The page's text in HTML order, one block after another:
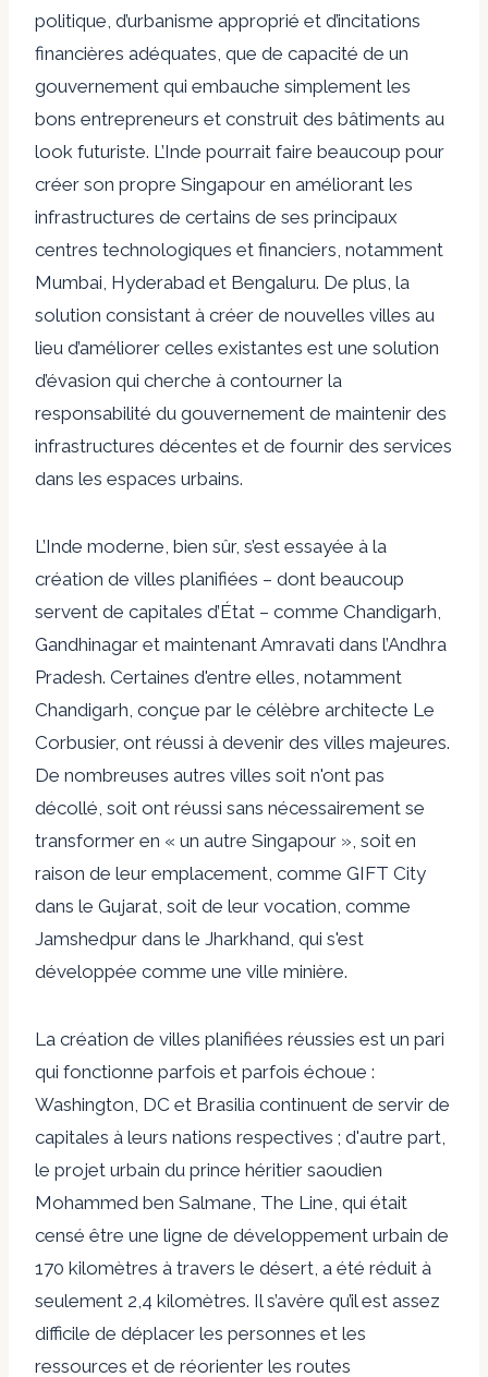
politique, d’urbanisme approprié et d’incitations
financières adéquates, que de capacité de un
gouvernement qui embauche simplement les
bons entrepreneurs et construit des bâtiments au
look futuriste. L’Inde pourrait faire beaucoup pour
créer son propre Singapour en améliorant les
infrastructures de certains de ses principaux
centres technologiques et financiers, notamment
Mumbai, Hyderabad et Bengaluru. De plus, la
solution consistant à créer de nouvelles villes au
lieu d’améliorer celles existantes est une solution
d’évasion qui cherche à contourner la
responsabilité du gouvernement de maintenir des
infrastructures décentes et de fournir des services
dans les espaces urbains.
L’Inde moderne, bien sûr, s’est essayée à la
création de villes planifiées – dont beaucoup
servent de capitales d’État – comme Chandigarh,
Gandhinagar et maintenant Amravati dans l’Andhra
Pradesh. Certaines d'entre elles, notamment
Chandigarh, conçue par le célèbre architecte Le
Corbusier, ont réussi à devenir des villes majeures.
De nombreuses autres villes soit n'ont pas
décollé, soit ont réussi sans nécessairement se
transformer en « un autre Singapour », soit en
raison de leur emplacement, comme GIFT City
dans le Gujarat, soit de leur vocation, comme
Jamshedpur dans le Jharkhand, qui s'est
développée comme une ville minière.
La création de villes planifiées réussies est un pari
qui fonctionne parfois et parfois échoue :
Washington, DC et Brasilia continuent de servir de
capitales à leurs nations respectives ; d'autre part,
le projet urbain du prince héritier saoudien
Mohammed ben Salmane, The Line, qui était
censé être une ligne de développement urbain de
170 kilomètres à travers le désert, a été réduit à
seulement 2,4 kilomètres. Il s’avère qu’il est assez
difficile de déplacer les personnes et les
ressources et de réorienter les routes